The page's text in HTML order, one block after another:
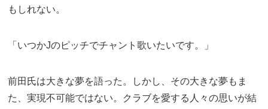
もしれない。
「いつかJのピッチでチャント歌いたいです。」
前田氏は大きな夢を語った。しかし、その大きな夢もま
た、実現不可能ではない。クラブを愛する人々の思いが結